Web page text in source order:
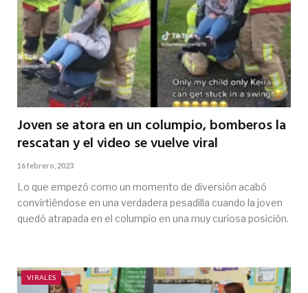
Joven se atora en un columpio, bomberos la
rescatan y el video se vuelve viral
16 febrero, 2023
Lo que empezó como un momento de diversión acabó
convirtiéndose en una verdadera pesadilla cuando la joven
quedó atrapada en el columpio en una muy curiosa posición.
VIRALES